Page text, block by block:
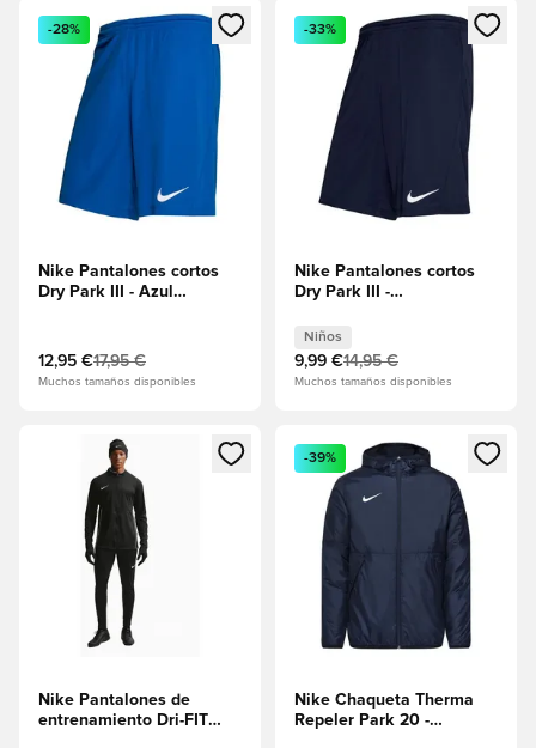
Abre un modal para iniciar sesión o registrarse como
-28%
Nike Pantalones cortos
Dry Park III - Azul
12,95 €17,95 €
Muchos tamaños disponibles
Abre un modal para iniciar
-33%
Nike Pantalones cortos
Dry Park III -
Niños
9,99 €14,95 €
Muchos tamaños disponibles
Abre un modal para iniciar sesión o registrarse como
Nike Pantalones de
entrenamiento Dri-FIT
Abre un modal para iniciar
-39%
Nike Chaqueta Therma
Repeler Park 20 -